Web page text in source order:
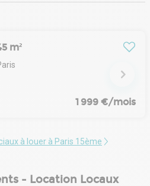
m²
1 999 €/mois
à louer à Paris 15ème
- Location Locaux